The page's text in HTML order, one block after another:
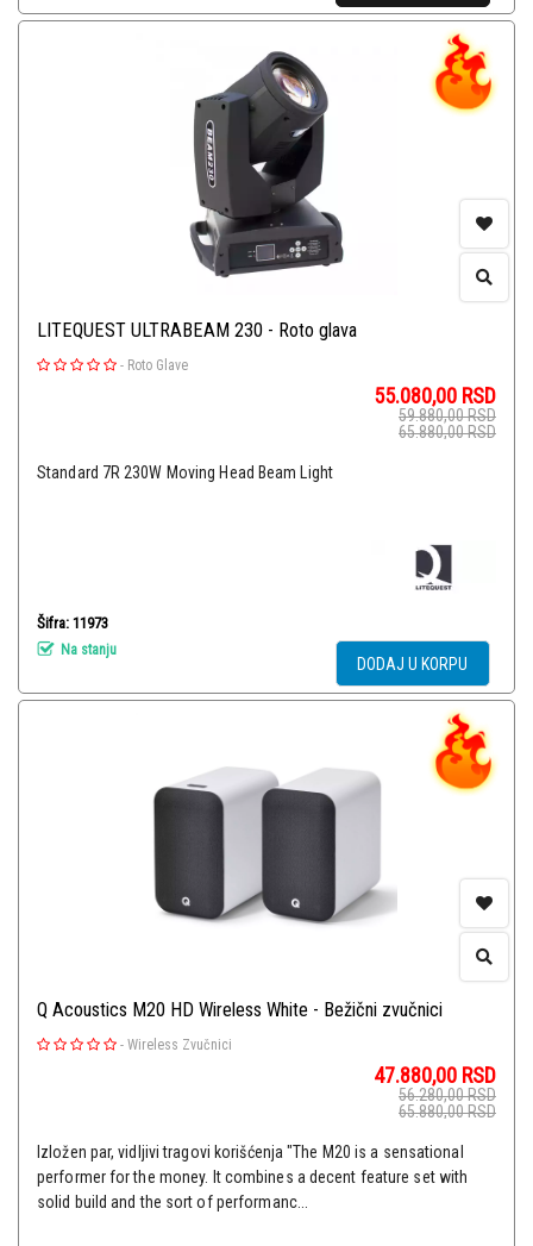
LITEQUEST ULTRABEAM 230 - Roto glava
- Roto Glave
55.080,00 RSD
59.880,00RSD
65.880,00RSD
Standard 7R 230W Moving Head Beam Light
Šifra: 11973
Na stanju
DODAJ U KORPU
Q Acoustics M20 HD Wireless White - Bežični zvučnici
- Wireless Zvučnici
47.880,00 RSD
56.280,00RSD
65.880,00RSD
Izložen par, vidljivi tragovi korišćenja "The M20 is a sensational
performer for the money. It combines a decent feature set with
solid build and the sort of performanc...